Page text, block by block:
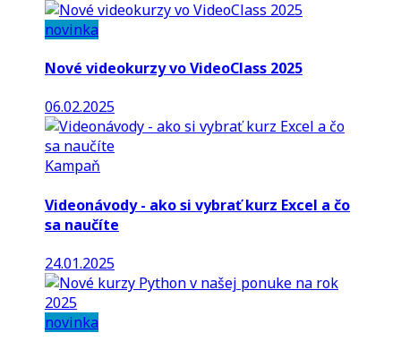
novinka
Nové videokurzy vo VideoClass 2025
06.02.2025
Kampaň
Videonávody - ako si vybrať kurz Excel a čo
sa naučíte
24.01.2025
novinka